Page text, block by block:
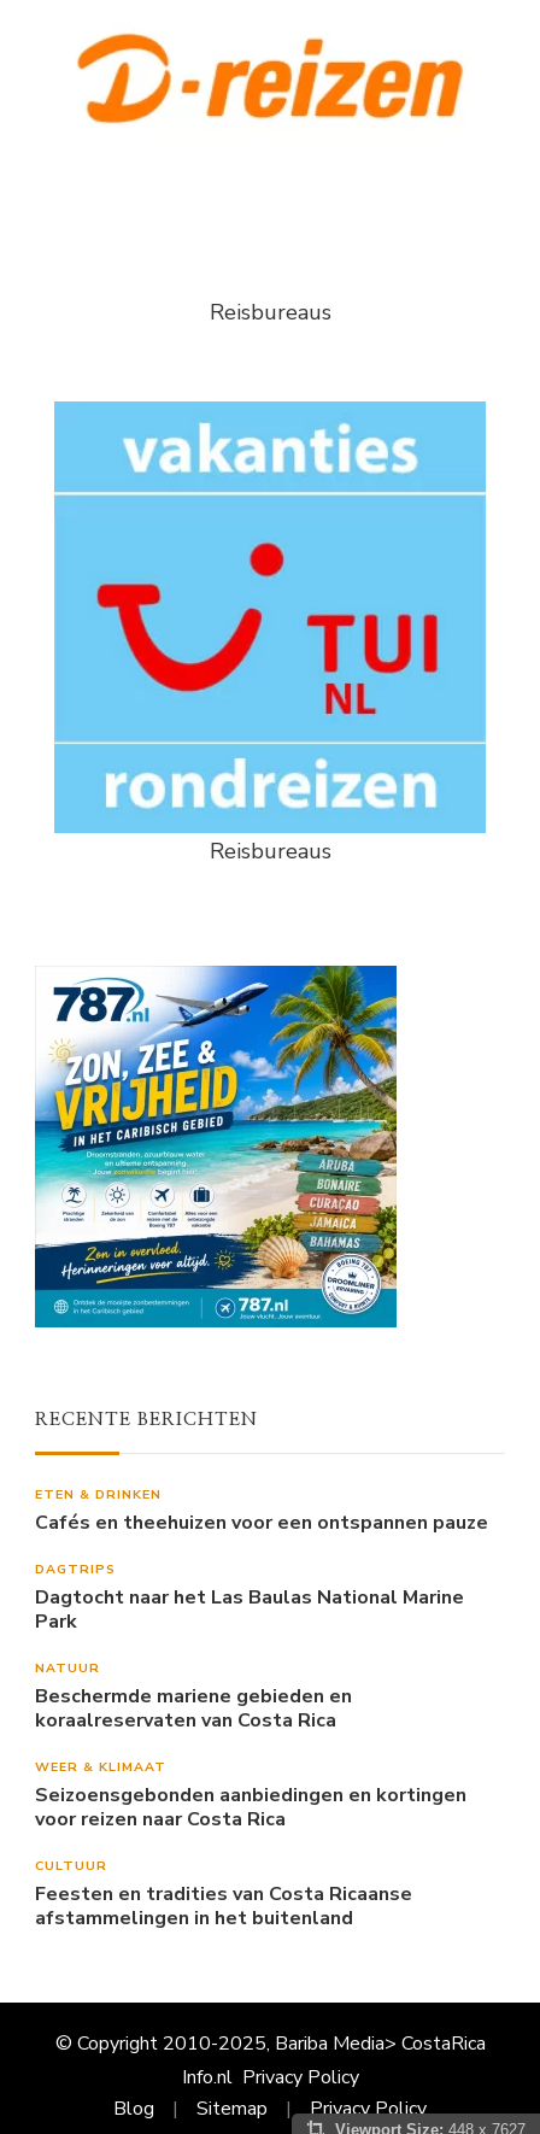
Reisbureaus
Reisbureaus
RECENTE BERICHTEN
ETEN & DRINKEN
Cafés en theehuizen voor een ontspannen pauze
DAGTRIPS
Dagtocht naar het Las Baulas National Marine
Park
NATUUR
Beschermde mariene gebieden en
koraalreservaten van Costa Rica
WEER & KLIMAAT
Seizoensgebonden aanbiedingen en kortingen
voor reizen naar Costa Rica
CULTUUR
Feesten en tradities van Costa Ricaanse
afstammelingen in het buitenland
© Copyright 2010-2025, Bariba Media> CostaRica
Info.nl Privacy Policy
Blog
Sitemap Privacy Policy
Viewport Size: 448 x 7627